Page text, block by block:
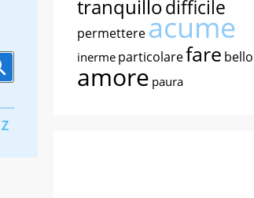
Z
tranquillodifficile
permettereacume
inerme particolarefare bello
amore paura